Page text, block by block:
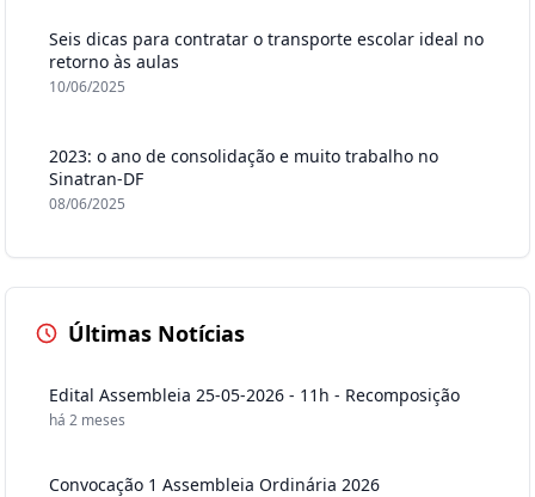
Seis dicas para contratar o transporte escolar ideal no
retorno às aulas
10/06/2025
2023: o ano de consolidação e muito trabalho no
Sinatran-DF
08/06/2025
Últimas Notícias
Edital Assembleia 25-05-2026 - 11h - Recomposição
há 2 meses
Convocação 1 Assembleia Ordinária 2026